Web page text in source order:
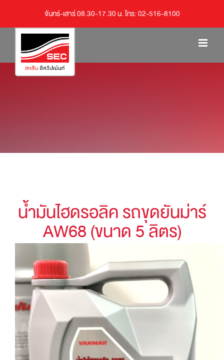
จันทร์-เสาร์ 08.30-17.30 น. โทร: 02-516-8100
น้ำมันไฮดรอลิค รถขุดยันม่าร์
AW68 (ขนาด 5 ลิตร)